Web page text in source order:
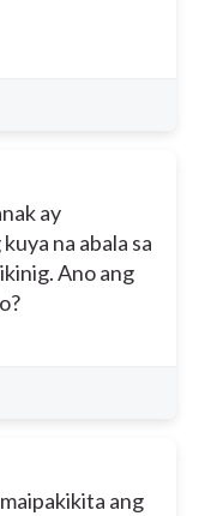
ay
na abala sa
Ano ang
ang